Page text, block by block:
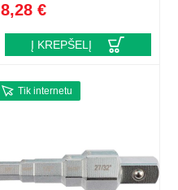
8,28 €
Į KREPŠELĮ
Tik internetu